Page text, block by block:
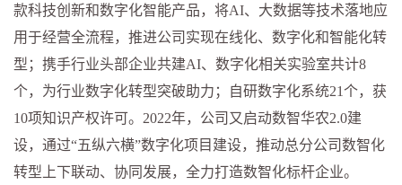
款科技创新和数字化智能产品，将AI、大数据等技术落地应
用于经营全流程，推进公司实现在线化、数字化和智能化转
型；携手行业头部企业共建AI、数字化相关实验室共计8
个，为行业数字化转型突破助力；自研数字化系统21个，获
10项知识产权许可。 2022年，公司又启动数智华农2.0建
设，通过“五纵六横”数字化项目建设，推动总分公司数智化
转型上下联动、协同发展，全力打造数智化标杆企业。